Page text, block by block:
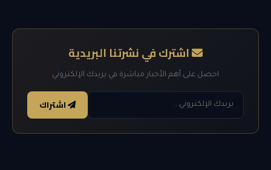
اشترك في نشرتنا البريدية
احصل على أهم الأخبار مباشرة في بريدك الإلكتروني
اشتراك